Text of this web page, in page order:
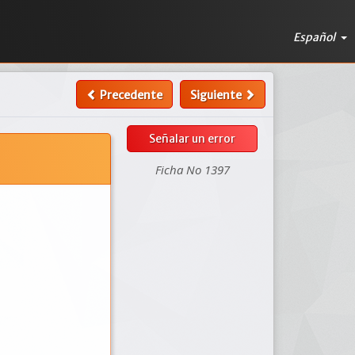
Español
Precedente Siguiente
Señalar un error
Ficha No 1397